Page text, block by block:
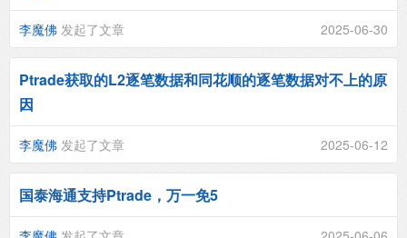
李魔佛 发起了文章 2025-06-30
Ptrade获取的L2逐笔数据和同花顺的逐笔数据对不上的原
因
李魔佛 发起了文章 2025-06-12
国泰海通支持Ptrade，万一免5